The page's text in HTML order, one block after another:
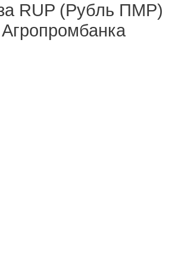
RUP (Рубль ПМР)